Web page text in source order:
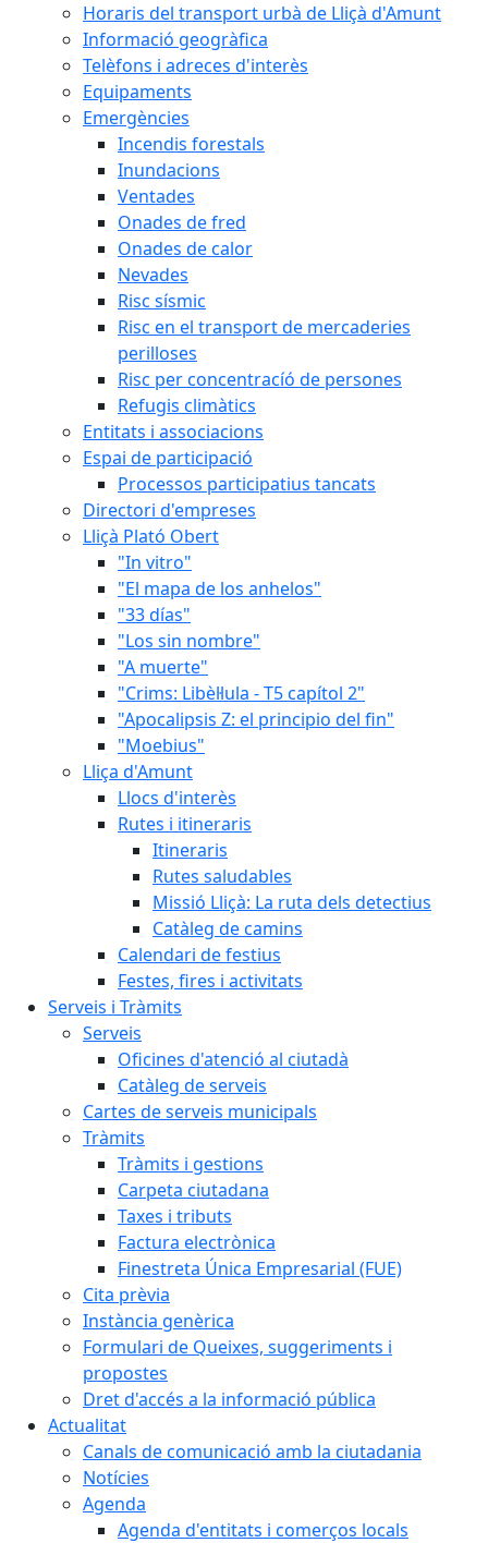
Horaris del transport urbà de Lliçà d'Amunt
Informació geogràfica
Telèfons i adreces d'interès
Equipaments
Emergències
Incendis forestals
Inundacions
Ventades
Onades de fred
Onades de calor
Nevades
Risc sísmic
Risc en el transport de mercaderies
perilloses
Risc per concentracíó de persones
Refugis climàtics
Entitats i associacions
Espai de participació
Processos participatius tancats
Directori d'empreses
Lliçà Plató Obert
"In vitro"
"El mapa de los anhelos"
"33 días"
"Los sin nombre"
"A muerte"
"Crims: Libèl·lula - T5 capítol 2"
"Apocalipsis Z: el principio del fin"
"Moebius"
Lliça d'Amunt
Llocs d'interès
Rutes i itineraris
Itineraris
Rutes saludables
Missió Lliçà: La ruta dels detectius
Catàleg de camins
Calendari de festius
Festes, fires i activitats
Serveis i Tràmits
Serveis
Oficines d'atenció al ciutadà
Catàleg de serveis
Cartes de serveis municipals
Tràmits
Tràmits i gestions
Carpeta ciutadana
Taxes i tributs
Factura electrònica
Finestreta Única Empresarial (FUE)
Cita prèvia
Instància genèrica
Formulari de Queixes, suggeriments i
propostes
Dret d'accés a la informació pública
Actualitat
Canals de comunicació amb la ciutadania
Notícies
Agenda
Agenda d'entitats i comerços locals